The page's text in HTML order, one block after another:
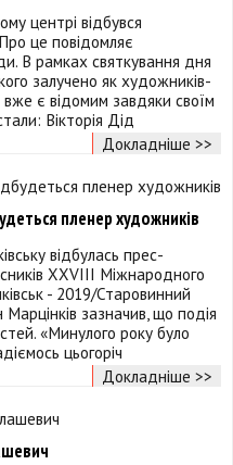
центрі відбувся
це повідомляє
В рамках святкування дня
залучено як художників-
вже є відомим завдяки своїм
Вікторія Дід
Докладніше >>
пленер художників
відбулась прес-
ХХVIII Міжнародного
- 2019/Старовинний
Марцінків зазначив, що подія
«Минулого року було
цьогоріч
Докладніше >>